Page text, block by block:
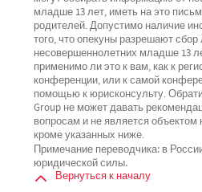
младше 13 лет, иметь на это
родителей. Допустимо наличие
того, что опекуны разрешают
несовершеннолетних младше 13
применимо ли это к вам, как к
конференции, или к самой
помощью к юрисконсульту.
Group не может давать
вопросам и не является
кроме указанных ниже.
Примечание переводчика: в
юридической силы.
Вернуться к началу